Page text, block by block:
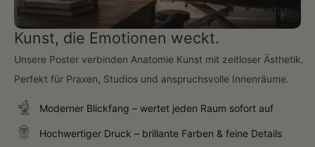
Kunst, die Emotionen weckt.
Unsere Poster verbinden Anatomie Kunst mit zeitloser Ästhetik.
Perfekt für Praxen, Studios und anspruchsvolle Innenräume.
Moderner Blickfang – wertet jeden Raum sofort auf
Hochwertiger Druck – brillante Farben & feine Details